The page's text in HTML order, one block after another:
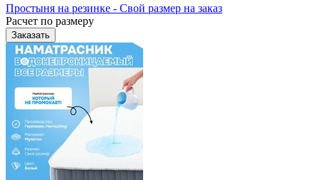
Простыня на резинке - Свой размер на заказ
Расчет по размеру
Заказать